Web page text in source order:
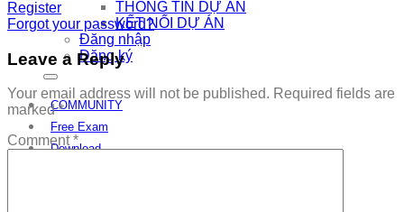
THÔNG TIN DỰ ÁN
KẾT NỐI DỰ ÁN
Đăng nhập
Đăng ký
COMMUNITY
Free Exam
Download
Register
Forgot your password?
Leave a Reply
Your email address will not be published. Required fields are
marked*
Comment*